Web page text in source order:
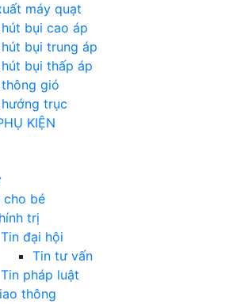
máy quạt
bụi cao áp
bụi trung áp
bụi thấp áp
gió
trục
KIỆN
cho bé
trị
Tin đại hội
Tin tư vấn
Tin pháp luật
thông